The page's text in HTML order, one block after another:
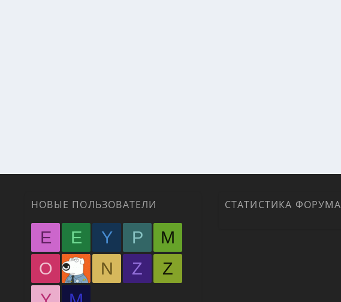
НОВЫЕ ПОЛЬЗОВАТЕЛИ
E E Y P
M
O
N Z
Z
СТАТИСТИКА ФОРУМА